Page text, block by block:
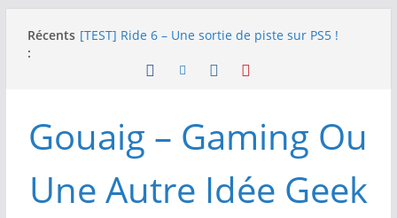
Récents
:
[TEST] Ride 6 – Une sortie de piste sur PS5 !
NEOGEO AES+ : La légende de l’arcade est de
SWITCH 2 : Nouveaux accessoires Turtle Beach X
Gouaig – Gaming Ou
Une Autre Idée Geek